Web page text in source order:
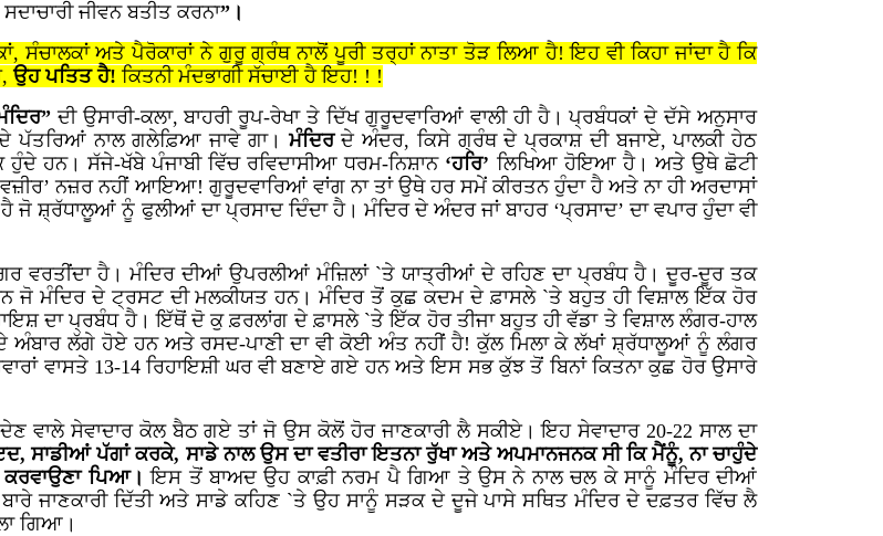
ਜੀਵਨ ਬਤੀਤ ਕਰਨਾ”।
ਅਤੇ ਪੈਰੋਕਾਰਾਂ ਨੇ ਗੁਰੂ ਗ੍ਰੰਥ ਨਾਲੋਂ ਪੂਰੀ ਤਰ੍ਹਾਂ ਨਾਤਾ ਤੋੜ ਲਿਆ ਹੈ! ਇਹ ਵੀ ਕਿਹਾ ਜਾਂਦਾ ਹੈ ਕਿ
ਉਹ ਪਤਿਤ ਹੈ! ਕਿਤਨੀ ਮੰਦਭਾਗੀ ਸੱਚਾਈ ਹੈ ਇਹ! ! !
ਦੀ ਉਸਾਰੀ-ਕਲਾ, ਬਾਹਰੀ ਰੂਪ-ਰੇਖਾ ਤੇ ਦਿੱਖ ਗੁਰੂਦਵਾਰਿਆਂ ਵਾਲੀ ਹੀ ਹੈ। ਪ੍ਰਬੰਧਕਾਂ ਦੇ ਦੱਸੇ ਅਨੁਸਾਰ
ਪੱਤਰਿਆਂ ਨਾਲ ਗਲੇਫ਼ਿਆ ਜਾਵੇ ਗਾ।ਮੰਦਿਰਦੇ ਅੰਦਰ, ਕਿਸੇ ਗ੍ਰੰਥ ਦੇ ਪ੍ਰਕਾਸ਼ ਦੀ ਬਜਾਏ, ਪਾਲਕੀ ਹੇਠ
ਹਨ। ਸੱਜੇ-ਖੱਬੇ ਪੰਜਾਬੀ ਵਿੱਚ ਰਵਿਦਾਸੀਆ ਧਰਮ-ਨਿਸ਼ਾਨ ‘ਹਰਿ’ ਲਿਖਿਆ ਹੋਇਆ ਹੈ। ਅਤੇ ਉਥੇ ਛੋਟੀ
ਨਜ਼ਰ ਨਹੀਂ ਆਇਆ! ਗੁਰੂਦਵਾਰਿਆਂ ਵਾਂਗ ਨਾ ਤਾਂ ਉਥੇ ਹਰ ਸਮੇਂ ਕੀਰਤਨ ਹੁੰਦਾ ਹੈ ਅਤੇ ਨਾ ਹੀ ਅਰਦਾਸਾਂ
ਸ਼੍ਰੱਧਾਲੂਆਂ ਨੂੰ ਫੁਲੀਆਂ ਦਾ ਪ੍ਰਸਾਦ ਦਿੰਦਾ ਹੈ। ਮੰਦਿਰ ਦੇ ਅੰਦਰ ਜਾਂ ਬਾਹਰ ‘ਪ੍ਰਸਾਦ’ ਦਾ ਵਪਾਰ ਹੁੰਦਾ ਵੀ
ਵਰਤੀਂਦਾ ਹੈ। ਮੰਦਿਰ ਦੀਆਂ ਉਪਰਲੀਆਂ ਮੰਜ਼ਿਲਾਂ `ਤੇ ਯਾਤ੍ਰੀਆਂ ਦੇ ਰਹਿਣ ਦਾ ਪ੍ਰਬੰਧ ਹੈ। ਦੂਰ-ਦੂਰ ਤਕ
ਮੰਦਿਰ ਦੇ ਟ੍ਰਸਟ ਦੀ ਮਲਕੀਯਤ ਹਨ। ਮੰਦਿਰ ਤੋਂ ਕੁਛ ਕਦਮ ਦੇ ਫ਼ਾਸਲੇ `ਤੇ ਬਹੁਤ ਹੀ ਵਿਸ਼ਾਲ ਇੱਕ ਹੋਰ
ਦਾ ਪ੍ਰਬੰਧ ਹੈ। ਇੱਥੋਂ ਦੋ ਕੁ ਫ਼ਰਲਾਂਗ ਦੇ ਫ਼ਾਸਲੇ `ਤੇ ਇੱਕ ਹੋਰ ਤੀਜਾ ਬਹੁਤ ਹੀ ਵੱਡਾ ਤੇ ਵਿਸ਼ਾਲ ਲੰਗਰ-ਹਾਲ
ਅੰਬਾਰ ਲੱਗੇ ਹੋਏ ਹਨ ਅਤੇ ਰਸਦ-ਪਾਣੀ ਦਾ ਵੀ ਕੋਈ ਅੰਤ ਨਹੀਂ ਹੈ! ਕੁੱਲ ਮਿਲਾ ਕੇ ਲੱਖਾਂ ਸ਼੍ਰੱਧਾਲੂਆਂ ਨੂੰ ਲੰਗਰ
ਵਾਸਤੇ 13-14ਰਿਹਾਇਸ਼ੀ ਘਰ ਵੀ ਬਣਾਏ ਗਏ ਹਨ ਅਤੇ ਇਸ ਸਭ ਕੁੱਝ ਤੋਂ ਬਿਨਾਂ ਕਿਤਨਾ ਕੁਛ ਹੋਰ ਉਸਾਰੇ
ਵਾਲੇ ਸੇਵਾਦਾਰ ਕੋਲ ਬੈਠ ਗਏ ਤਾਂ ਜੋ ਉਸ ਕੋਲੋਂ ਹੋਰ ਜਾਣਕਾਰੀ ਲੈ ਸਕੀਏ। ਇਹ ਸੇਵਾਦਾਰ20-22 ਸਾਲ ਦਾ
ਸਾਡੀਆਂ ਪੱਗਾਂ ਕਰਕੇ, ਸਾਡੇ ਨਾਲ ਉਸ ਦਾ ਵਤੀਰਾ ਇਤਨਾ ਰੁੱਖਾ ਅਤੇ ਅਪਮਾਨਜਨਕ ਸੀ ਕਿ ਮੈਂਨੂੰ, ਨਾ ਚਾਹੁੰਦੇ
ਕਰਵਾਉਣਾ ਪਿਆ।ਇਸ ਤੋਂ ਬਾਅਦ ਉਹ ਕਾਫ਼ੀ ਨਰਮ ਪੈ ਗਿਆ ਤੇ ਉਸ ਨੇ ਨਾਲ ਚਲ ਕੇ ਸਾਨੂੰ ਮੰਦਿਰ ਦੀਆਂ
ਜਾਣਕਾਰੀ ਦਿੱਤੀ ਅਤੇ ਸਾਡੇ ਕਹਿਣ `ਤੇ ਉਹ ਸਾਨੂੰ ਸੜਕ ਦੇ ਦੂਜੇ ਪਾਸੇ ਸਥਿਤ ਮੰਦਿਰ ਦੇ ਦਫ਼ਤਰ ਵਿੱਚ ਲੈ
ਗਿਆ।